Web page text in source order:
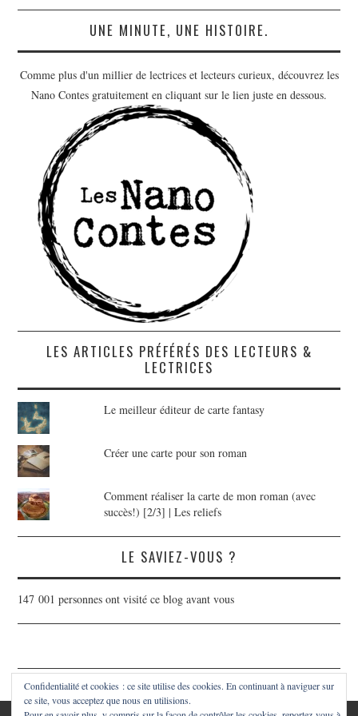
UNE MINUTE, UNE HISTOIRE.
Comme plus d'un millier de lectrices et lecteurs curieux, découvrez les
Nano Contes gratuitement en cliquant sur le lien juste en dessous.
LES ARTICLES PRÉFÉRÉS DES LECTEURS &
LECTRICES
Le meilleur éditeur de carte fantasy
Créer une carte pour son roman
Comment réaliser la carte de mon roman (avec
succès!) [2/3] | Les reliefs
LE SAVIEZ-VOUS ?
147 001 personnes ont visité ce blog avant vous
Confidentialité et cookies : ce site utilise des cookies. En continuant à naviguer sur
ce site, vous acceptez que nous en utilisions.